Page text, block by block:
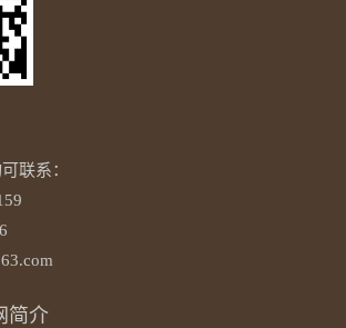
联系：
简介